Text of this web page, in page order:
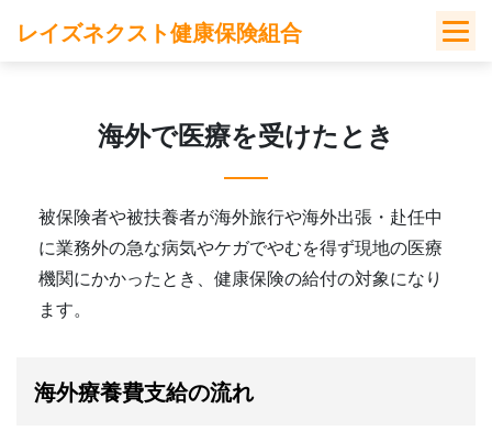
レイズネクスト健康保険組合
海外で医療を受けたとき
被保険者や被扶養者が海外旅行や海外出張・赴任中
に業務外の急な病気やケガでやむを得ず現地の医療
機関にかかったとき、健康保険の給付の対象になり
ます。
海外療養費支給の流れ